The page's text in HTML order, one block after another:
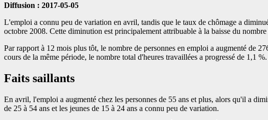
Diffusion : 2017-05-05
L'emploi a connu peu de variation en avril, tandis que le taux de chômage a
octobre 2008. Cette diminution est principalement attribuable à la baisse du
Par rapport à 12 mois plus tôt, le nombre de personnes en emploi a augmenté de
cours de la même période, le nombre total d'heures travaillées a progressé de 1,1 %.
Faits saillants
En avril, l'emploi a augmenté chez les personnes de 55 ans et plus, alors qu'il a
de 25 à 54 ans et les jeunes de 15 à 24 ans a connu peu de variation.